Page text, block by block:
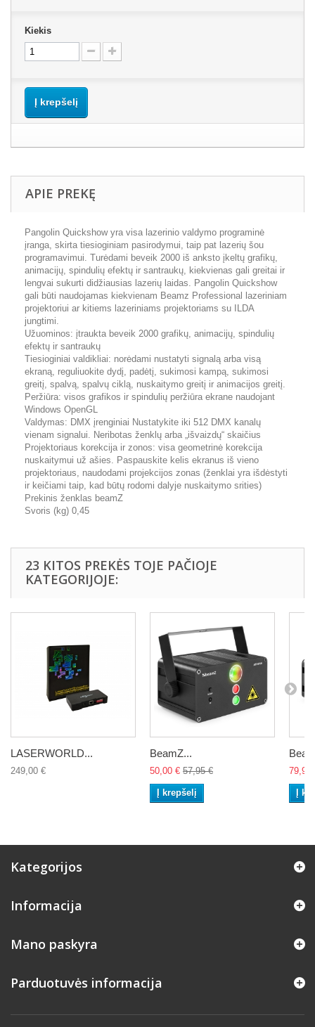
Kiekis
Į krepšelį
APIE PREKĘ
Pangolin Quickshow yra visa lazerinio valdymo programinė
įranga, skirta tiesioginiam pasirodymui, taip pat lazerių šou
programavimui. Turėdami beveik 2000 iš anksto įkeltų grafikų,
animacijų, spindulių efektų ir santraukų, kiekvienas gali greitai ir
lengvai sukurti didžiausias lazerių laidas. Pangolin Quickshow
gali būti naudojamas kiekvienam Beamz Professional lazeriniam
projektoriui ar kitiems lazeriniams projektoriams su ILDA
jungtimi.
Užuominos: įtraukta beveik 2000 grafikų, animacijų, spindulių
efektų ir santraukų
Tiesioginiai valdikliai: norėdami nustatyti signalą arba visą
ekraną, reguliuokite dydį, padėtį, sukimosi kampą, sukimosi
greitį, spalvą, spalvų ciklą, nuskaitymo greitį ir animacijos greitį.
Peržiūra: visos grafikos ir spindulių peržiūra ekrane naudojant
Windows OpenGL
Valdymas: DMX įrenginiai Nustatykite iki 512 DMX kanalų
vienam signalui. Neribotas ženklų arba „išvaizdų“ skaičius
Projektoriaus korekcija ir zonos: visa geometrinė korekcija
nuskaitymui už ašies. Paspauskite kelis ekranus iš vieno
projektoriaus, naudodami projekcijos zonas (ženklai yra išdėstyti
ir keičiami taip, kad būtų rodomi dalyje nuskaitymo srities)
Prekinis ženklas beamZ
Svoris (kg) 0,45
23 KITOS PREKĖS TOJE PAČIOJE
KATEGORIJOJE:
LASERWORLD...
249,00 €
BeamZ...
50,00 € 57,95 €
Į krepšelį
79,90
Į
Kategorijos
Informacija
Mano paskyra
Parduotuvės informacija